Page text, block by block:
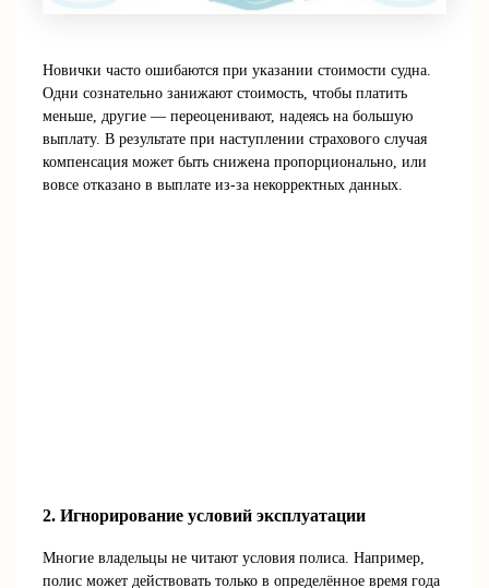
Новички часто ошибаются при указании стоимости судна.
Одни сознательно занижают стоимость, чтобы платить
меньше, другие — переоценивают, надеясь на большую
выплату. В результате при наступлении страхового случая
компенсация может быть снижена пропорционально, или
вовсе отказано в выплате из-за некорректных данных.
2. Игнорирование условий эксплуатации
Многие владельцы не читают условия полиса. Например,
полис может действовать только в определённое время года